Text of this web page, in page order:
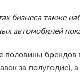
бизнеса также
автомобилей
половины брендов
за